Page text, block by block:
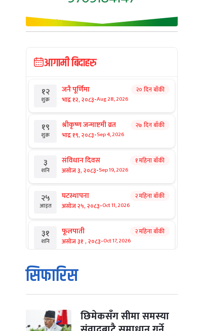
आगामी बिदाहरु
१२
शुक्र
जनै पूर्णिमा
भाद्र १२, २०८३-Aug 28, 2026
२० दिन बाँकी
१९
शुक्र
श्रीकृष्ण जन्माष्टमी व्रत
भाद्र १९, २०८३-Sep 4, 2026
२७ दिन बाँकी
३
शनि
संविधान दिवस
असोज ३, २०८३-Sep 19, 2026
१ महिना बाँकी
२५
आइत
घटस्थापना
असोज २५, २०८३-Oct 11, 2026
२ महिना बाँकी
३१
शनि
फूलपाती
असोज ३१ , २०८३-Oct 17, 2026
२ महिना बाँकी
१
आइत
कार्तिक सङ्क्रान्ति
कार्तिक १, २०८३
मंगल कार्तिक ३, २०८३-Oct 20, 2026
सिफारिस
छिमेकसँग सीमा समस्या